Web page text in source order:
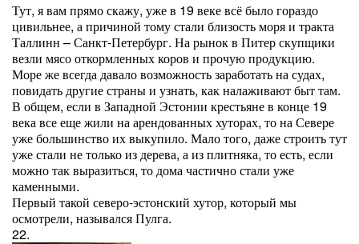
Тут, я вам прямо скажу, уже в 19 веке всё было гораздо
цивильнее, а причиной тому стали близость моря и тракта
Таллинн – Санкт-Петербург. На рынок в Питер скупщики
везли мясо откормленных коров и прочую продукцию.
Море же всегда давало возможность заработать на судах,
повидать другие страны и узнать, как налаживают быт там.
В общем, если в Западной Эстонии крестьяне в конце 19
века все еще жили на арендованных хуторах, то на Севере
уже большинство их выкупило. Мало того, даже строить тут
уже стали не только из дерева, а из плитняка, то есть, если
можно так выразиться, то дома частично стали уже
каменными.
Первый такой северо-эстонский хутор, который мы
осмотрели, назывался Пулга.
22.